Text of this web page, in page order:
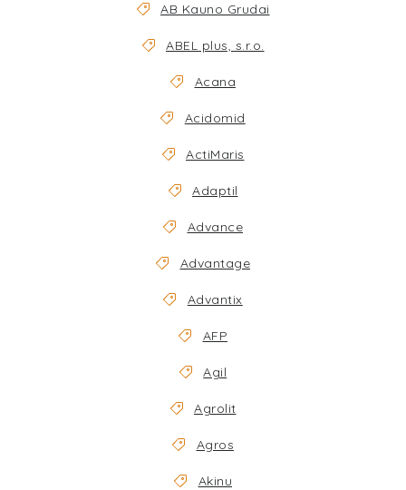
Prodejna
Moje objednávka
AB Kauno Grudai
ABEL plus, s.r.o.
Acana
Acidomid
ActiMaris
Adaptil
Advance
Advantage
Advantix
AFP
Agil
Agrolit
Agros
Akinu